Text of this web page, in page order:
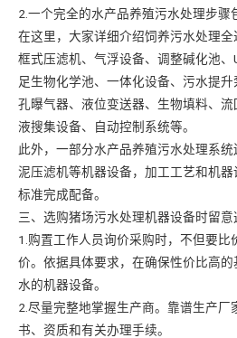
2.一个完全的水产品养殖污水处理步骤
在这里，大家详细介绍饲养污水处理
框式压滤机、气浮设备、调整碱化池、
足生物化学池、一体化设备、污水提
孔曝气器、液位变送器、生物填料、
液搜集设备、自动控制系统等。
此外，一部分水产品养殖污水处理系统
泥压滤机等机器设备，加工工艺和机
标准完成配备。
三、选购猪场污水处理机器设备时留意
1.购置工作人员询价采购时，不但要比
价。依据具体要求，在确保性价比高
水的机器设备。
2.尽量完整地掌握生产商。靠谱生产厂
书、资质和有关办理手续。